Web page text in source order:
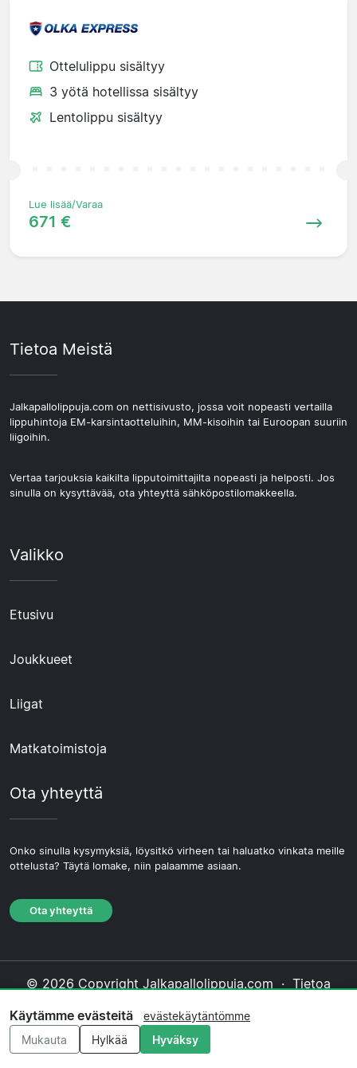
Ottelulippu sisältyy
3 yötä hotellissa sisältyy
Lentolippu sisältyy
Lue lisää/Varaa
671 €
Tietoa Meistä
Jalkapallolippuja.com on nettisivusto, jossa voit nopeasti vertailla
lippuhintoja EM-karsintaotteluihin, MM-kisoihin tai Euroopan suuriin
liigoihin.
Vertaa tarjouksia kaikilta lipputoimittajilta nopeasti ja helposti. Jos
sinulla on kysyttävää, ota yhteyttä sähköpostilomakkeella.
Valikko
Etusivu
Joukkueet
Liigat
Matkatoimistoja
Ota yhteyttä
Onko sinulla kysymyksiä, löysitkö virheen tai haluatko vinkata meille
ottelusta? Täytä lomake, niin palaamme asiaan.
Ota yhteyttä
© 2026 Copyright Jalkapallolippuja.com · Tietoa
Evästekäytäntö·Toimituksellinen käytäntö
Käytämme evästeitä
evästekäytäntömme
Mukauta
Hylkää Hyväksy